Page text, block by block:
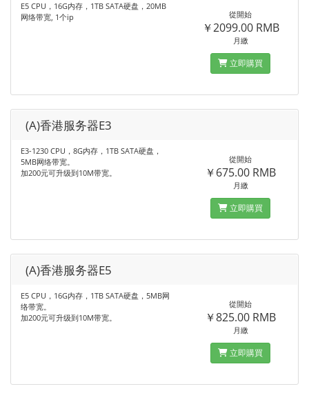
E5 CPU，16G内存，1TB SATA硬盘，20MB
网络带宽, 1个ip
從開始
￥2099.00 RMB
月繳
立即購買
(A)香港服务器E3
E3-1230 CPU，8G内存，1TB SATA硬盘，
5MB网络带宽。
加200元可升级到10M带宽。
從開始
￥675.00 RMB
月繳
立即購買
(A)香港服务器E5
E5 CPU，16G内存，1TB SATA硬盘，5MB网
络带宽。
加200元可升级到10M带宽。
從開始
￥825.00 RMB
月繳
立即購買